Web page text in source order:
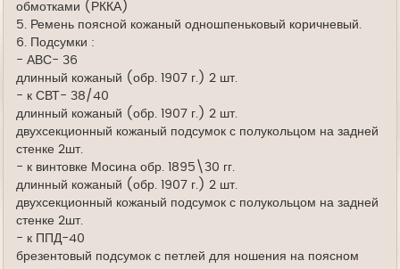
обмотками (РККА)
5. Ремень поясной кожаный одношпеньковый коричневый.
6. Подсумки :
- АВС- 36
длинный кожаный (обр. 1907 г.) 2 шт.
- к СВТ- 38/40
длинный кожаный (обр. 1907 г.) 2 шт.
двухсекционный кожаный подсумок с полукольцом на задней
стенке 2шт.
- к винтовке Мосина обр. 1895\30 гг.
длинный кожаный (обр. 1907 г.) 2 шт.
двухсекционный кожаный подсумок с полукольцом на задней
стенке 2шт.
- к ППД-40
брезентовый подсумок с петлей для ношения на поясном